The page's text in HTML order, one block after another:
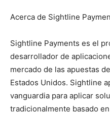
Acerca de Sightline
Sightline Payments es el
desarrollador de
mercado de las apuestas
Estados Unidos. Sightline
vanguardia para aplicar
tradicionalmente basado